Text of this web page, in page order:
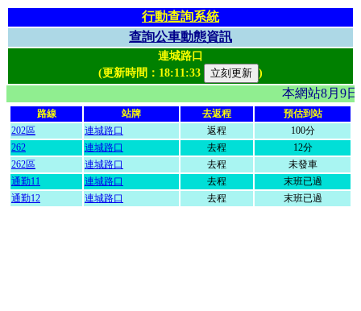
行動查詢系統
查詢公車動態資訊
連城路口
(更新時間： 18:11:33 )
本網站8月9
路線 站牌 去返程
預估到站
202區
連城路口 返程
100分
262
連城路口 去程
12分
262區
連城路口 去程
未發車
通勤11
連城路口 去程
末班已過
通勤12
連城路口 去程 末班已過